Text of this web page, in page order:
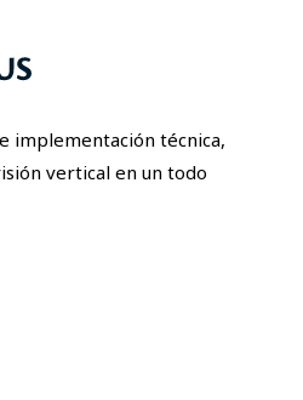
implementación técnica,
vertical en un todo